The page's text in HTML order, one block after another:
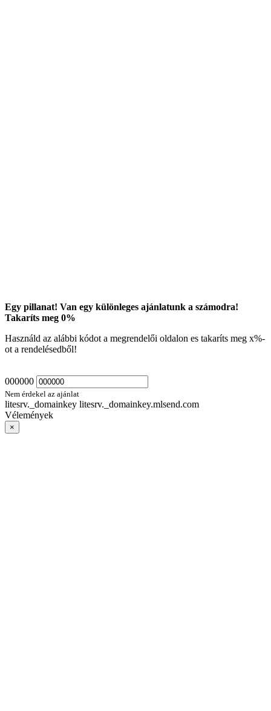
Egy pillanat! Van egy különleges ajánlatunk a számodra!
Takaríts meg 0%
Használd az alábbi kódot a megrendelői oldalon es takaríts meg x%-
ot a rendelésedből!
000000
Nem érdekel az ajánlat
litesrv._domainkey litesrv._domainkey.mlsend.com
Vélemények
×